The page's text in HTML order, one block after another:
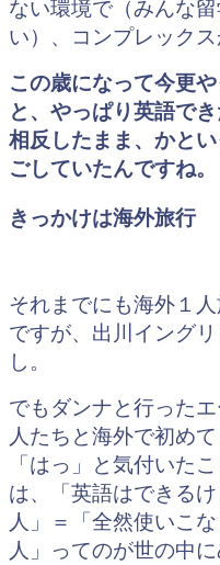
ない環境で（みんな
い）、コンプレック
この歳になって今更
と、やっぱり英語で
相反したまま、かと
ごしていたんですね。
きっかけは海外旅行
それまでにも海外１
ですが、出川イング
し。
でもダンナと行った
人たちと海外で初め
「はっ」と気付いた
は、「英語はできる
人」＝「全然使いこ
人」ってのが世の中